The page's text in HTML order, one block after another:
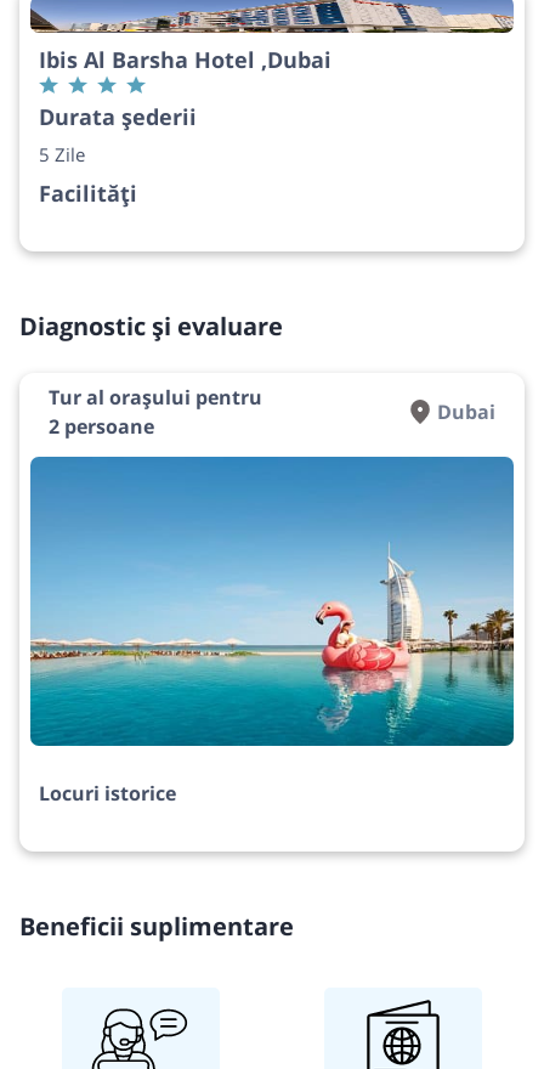
Ibis Al Barsha Hotel ,Dubai
Durata șederii
5 Zile
Facilități
Diagnostic și evaluare
Tur al orașului pentru
2 persoane
Dubai
Locuri istorice
Beneficii suplimentare